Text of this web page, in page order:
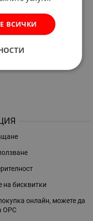
на бисквитки
онлайн, можете да
ОРС
ВСИЧКИ